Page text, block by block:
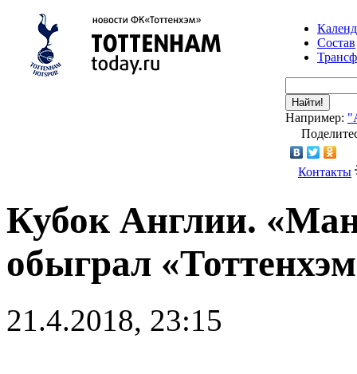
Состав
Найти!
Например:
Контакты
Кубок Англии.
обыграл
21.4.2018, 23:15